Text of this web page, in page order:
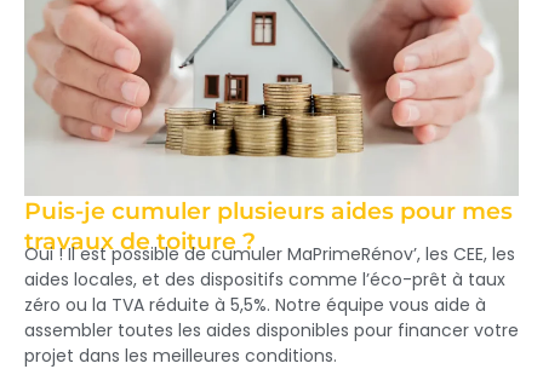
Puis-je cumuler plusieurs aides pour mes
travaux de toiture ?
Oui ! Il est possible de cumuler MaPrimeRénov’, les CEE, les
aides locales, et des dispositifs comme l’éco-prêt à taux
zéro ou la TVA réduite à 5,5%. Notre équipe vous aide à
assembler toutes les aides disponibles pour financer votre
projet dans les meilleures conditions.